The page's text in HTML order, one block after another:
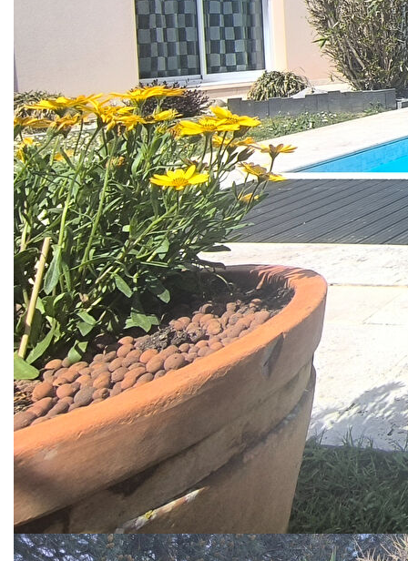
et des prestations de qualités vous séduira à coup sûr.
Dès le hall d'entrée, vous apercevez un vaste salon avec
vue sur le jardin et la piscine. La belle cheminée apporte
un cachet supplémentaire à la pièce. Vous trouverez
également, une salle à manger, une cuisine très
fonctionnelle, équipée et aménagée , idéale pour les
grandes familles, une arrière cuisine, un sas avec
vestiaire , WC et lave-mains, le couloir avec rangement
dessert deux chambres avec chacune une salle d'eau et
WC privatifs.
A l'étage, le palier donne accès à un grand bureau
pouvant être facilement réaménagé en chambre, une
salle d'eau avec WC, un beau dressing et une grande
chambre avec balcon où vous pourrez profiter d'une
vue dégagée sur la nature.
Les atouts complémentaires de cette maison se
poursuivent avec un double garage, une cave climatisée,
un local de rangement, un local technique pour le
système de filtration pyrolyse de la piscine.
Dans le jardin paysager , venez profitez des moments